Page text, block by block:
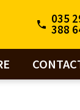
035
388